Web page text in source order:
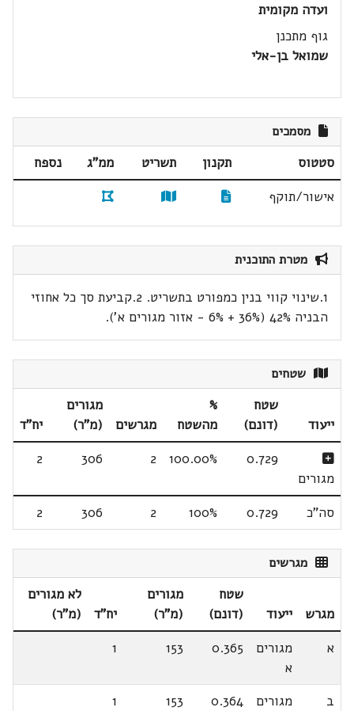
ועדה מקומית
גוף מתכנן
שמואל בן-אלי
מסמכים
סטטוס תקנון תשריט ממ"ג
נספח
אישור/תוקף
מטרת התוכנית
1.שינוי קווי בנין כמפורט בתשריט. 2.קביעת סך כל אחוזי
הבניה 42% (36% + 6% - אזור מגורים א').
שטחים
ייעוד
שטח
(דונם)
%
מהשטח
מגרשים
מגורים
(מ"ר)
יח"ד
מגורים
0.729
100.00%
2
306
2
סה"כ 0.729
100%
2
306
2
מגרשים
מגרש ייעוד
שטח
(דונם)
מגורים
(מ"ר)
יח"ד
לא מגורים
(מ"ר)
א
מגורים
א
0.365
153
1
ב
מגורים
0.364
153
1